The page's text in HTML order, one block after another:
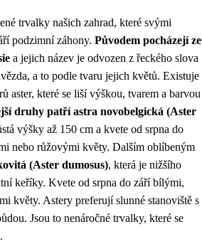
trvalky našich zahrad, které svými
podzimní záhony. Původem pocházejí ze
a jejich název je odvozen z řeckého slova
a to podle tvaru jejich květů. Existuje
aster, které se liší výškou, tvarem a barvou
druhy patří astra novobelgická (Aster
výšky až 150 cm a kvete od srpna do
nebo růžovými květy. Dalším oblíbeným
(Aster dumosus), která je nižšího
keříky. Kvete od srpna do září bílými,
květy. Astery preferují slunné stanoviště s
Jsou to nenáročné trvalky, které se